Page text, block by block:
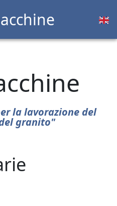
la lavorazione del
granito"